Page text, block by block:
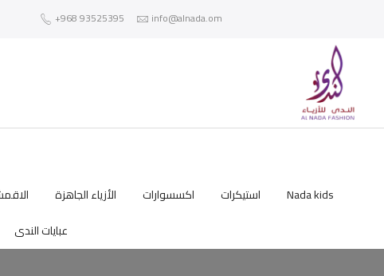
+968 93525395 info@alnada.om
Nada kids استيكرات اكسسوارات الأزياء الجاهزة
عبايات الندى